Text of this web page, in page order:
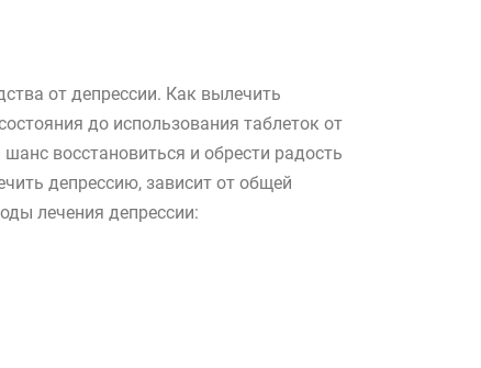
от депрессии. Как вылечить
до использования таблеток от
восстановиться и обрести радость
депрессию, зависит от общей
лечения депрессии: